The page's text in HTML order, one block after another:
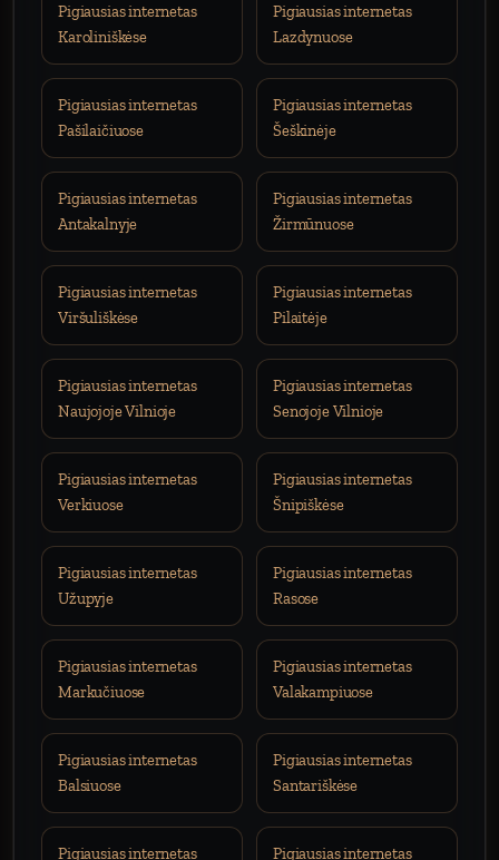
Pigiausias internetas
Karoliniškėse
Pigiausias internetas
Lazdynuose
Pigiausias internetas
Pašilaičiuose
Pigiausias internetas
Šeškinėje
Pigiausias internetas
Antakalnyje
Pigiausias internetas
Žirmūnuose
Pigiausias internetas
Viršuliškėse
Pigiausias internetas
Pilaitėje
Pigiausias internetas
Naujojoje Vilnioje
Pigiausias internetas
Senojoje Vilnioje
Pigiausias internetas
Verkiuose
Pigiausias internetas
Šnipiškėse
Pigiausias internetas
Užupyje
Pigiausias internetas
Rasose
Pigiausias internetas
Markučiuose
Pigiausias internetas
Valakampiuose
Pigiausias internetas
Balsiuose
Pigiausias internetas
Santariškėse
Pigiausias internetas Pigiausias internetas